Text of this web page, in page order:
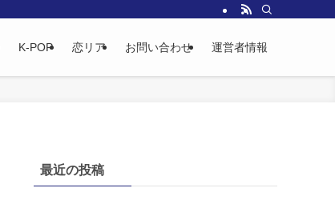
K-POP 恋リア お問い合わせ 運営者情報
最近の投稿